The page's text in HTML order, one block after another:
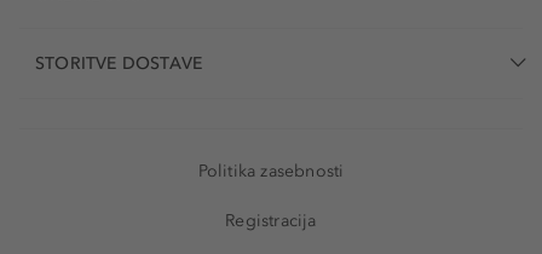
STORITVE DOSTAVE
Politika zasebnosti
Registracija